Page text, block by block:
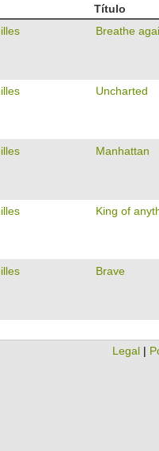
Título
Breathe
Uncharted
Manhattan
King of
Brave
Legal |